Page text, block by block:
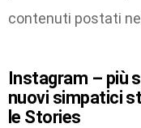
contenuti postati
Instagram – più
nuovi simpatici
le Stories